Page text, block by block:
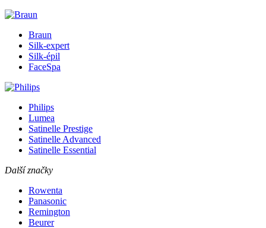
Braun
Silk-expert
Silk-épil
FaceSpa
Philips
Lumea
Satinelle Prestige
Satinelle Advanced
Satinelle Essential
Další značky
Rowenta
Panasonic
Remington
Beurer